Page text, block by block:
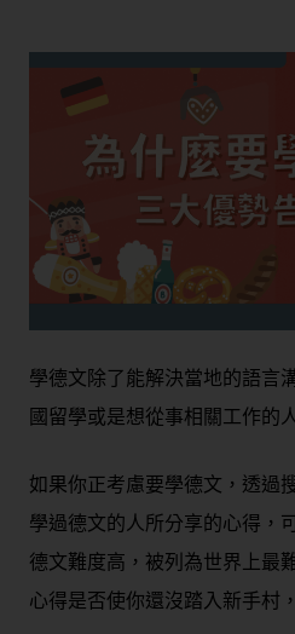
學德文除了能解決當地的語言
國留學或是想從事相關工作的
如果你正考慮要學德文，透過
學過德文的人所分享的心得，
德文難度高，被列為世界上最
心得是否使你還沒踏入新手村